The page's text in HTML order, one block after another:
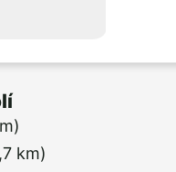
km)